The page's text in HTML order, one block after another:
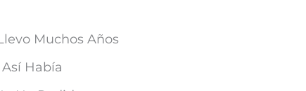
Muchos Años
Había